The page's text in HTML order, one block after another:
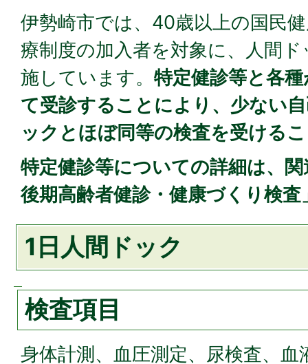
伊勢崎市では、40歳以上の国民
療制度の加入者を対象に、人間
施しています。 特定健診等と各
て受診することにより、少ない
ックとほぼ同等の検査を受ける
特定健診等についての詳細は、
後期高齢者健診・健康づくり検
1日人間ドック
検査項目
身体計測、血圧測定、尿検査、血